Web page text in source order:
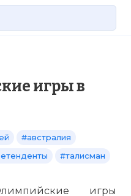
игры в
#австралия
#талисман
игры